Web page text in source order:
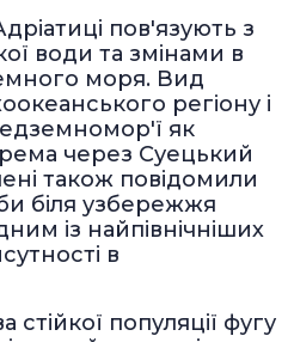
пов'язують з
води та змінами в
моря. Вид
регіону і
як
через Суецький
також повідомили
біля узбережжя
із найпівнічніших
в
стійкої популяції фугу